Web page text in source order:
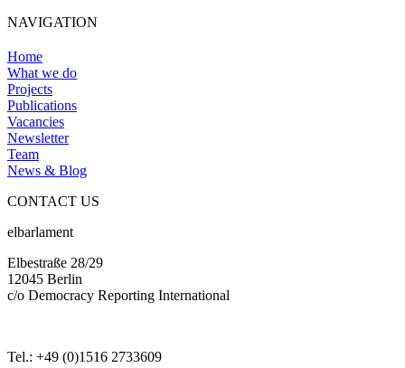
NAVIGATION
Home
What we do
Projects
Publications
Vacancies
Newsletter
Team
News & Blog
CONTACT US
elbarlament
Elbestraße 28/29
12045 Berlin
c/o Democracy Reporting International
Tel.: +49 (0)1516 2733609